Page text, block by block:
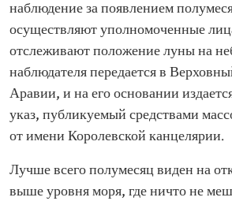
наблюдение за появлением
осуществляют уполномоченные
отслеживают положение луны на
наблюдателя передается в
Аравии, и на его основании
указ, публикуемый средствами
от имени Королевской канцелярии.
Лучше всего полумесяц виден на
выше уровня моря, где ничто не